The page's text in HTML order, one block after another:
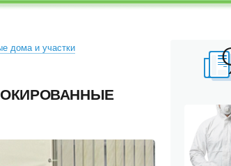
дома и участки